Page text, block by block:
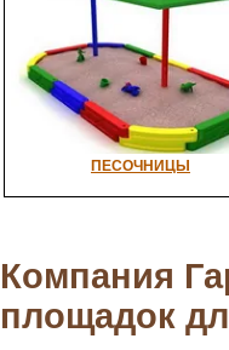
ПЕСОЧНИЦЫ
Компания
площадок